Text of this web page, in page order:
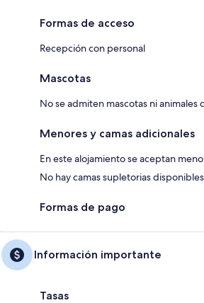
Formas de acceso
Recepción con personal
Mascotas
No se admiten mascotas ni animales
Menores y camas adicionales
En este alojamiento se aceptan
No hay camas supletorias
Formas de pago
Información importante
Tasas